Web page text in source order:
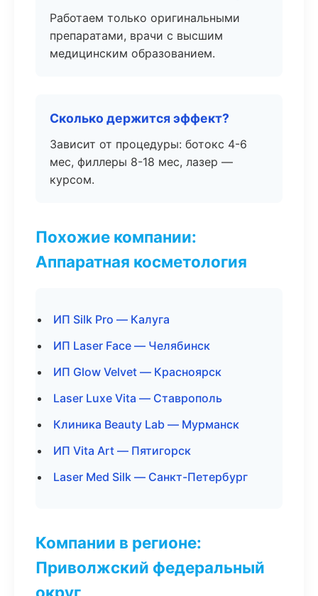
Работаем только оригинальными
препаратами, врачи с высшим
медицинским образованием.
Сколько держится эффект?
Зависит от процедуры: ботокс 4-6
мес, филлеры 8-18 мес, лазер —
курсом.
Похожие компании:
Аппаратная косметология
ИП Silk Pro — Калуга
ИП Laser Face — Челябинск
ИП Glow Velvet — Красноярск
Laser Luxe Vita — Ставрополь
Клиника Beauty Lab — Мурманск
ИП Vita Art — Пятигорск
Laser Med Silk — Санкт-Петербург
Компании в регионе:
Приволжский федеральный
округ